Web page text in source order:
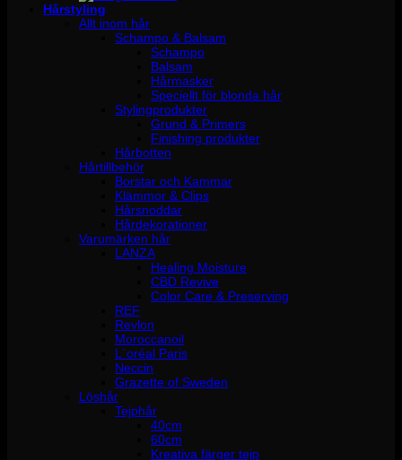
Hårstyling
Allt inom hår
Schampo & Balsam
Schampo
Balsam
Hårmasker
Speciellt för blonda hår
Stylingprodukter
Grund & Primers
Finishing produkter
Hårbotten
Hårtillbehör
Borstar och Kammar
Klämmor & Clips
Hårsnoddar
Hårdekorationer
Varumärken hår
LANZA
Healing Moisture
CBD Revive
Color Care & Preserving
REF
Revlon
Moroccanoil
L´oréal Paris
Neccin
Grazette of Sweden
Löshår
Tejphår
40cm
60cm
Kreativa färger tejp